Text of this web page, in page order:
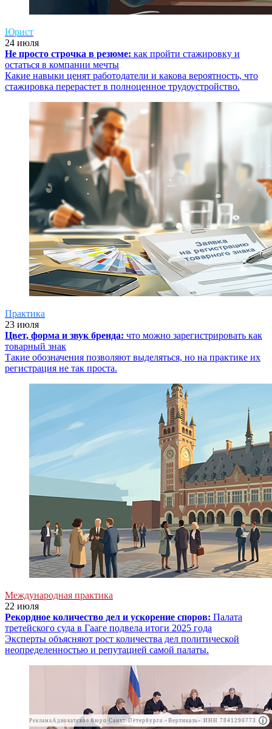
Юрист
24 июля
Не просто строчка в резюме: как пройти стажировку и
остаться в компании мечты
Какие навыки ценят работодатели и какова вероятность, что
стажировка перерастет в полноценное трудоустройство.
Практика
23 июля
Цвет, форма и звук бренда: что можно зарегистрировать как
товарный знак
Такие обозначения позволяют выделяться, но на практике их
регистрация не так проста.
Международная практика
22 июля
Рекордное количество дел и ускорение споров: Палата
третейского суда в Гааге подвела итоги 2025 года
Эксперты объясняют рост количества дел политической
неопределенностью и репутацией самой палаты.
Реклама АО"Право.ру" ИНН: 7708095468
Реклама Адвокатское бюро Санкт-Петербурга «Вертикаль» ИНН 7841290773